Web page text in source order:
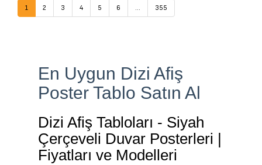
1 2 3 4 5 6 ... 355
En Uygun Dizi Afiş
Poster Tablo Satın Al
Dizi Afiş Tabloları - Siyah
Çerçeveli Duvar Posterleri |
Fiyatları ve Modelleri